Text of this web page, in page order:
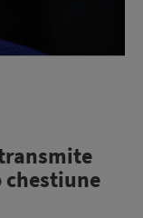
chestiune